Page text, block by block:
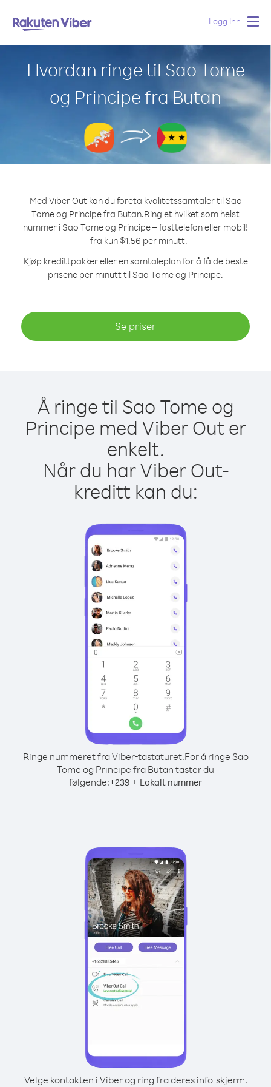
Logg Inn
Hvordan ringe til Sao Tome
og Principe fra Butan
Med Viber Out kan du foreta kvalitetssamtaler til Sao
Tome og Principe fra Butan.Ring et hvilket som helst
nummer i Sao Tome og Principe – fasttelefon eller mobil!
– fra kun $1.56 per minutt.
Kjøp kredittpakker eller en samtaleplan for å få de beste
prisene per minutt til Sao Tome og Principe.
Se priser
Å ringe til Sao Tome og
Principe med Viber Out er
enkelt.
Når du har Viber Out-
kreditt kan du:
Ringe nummeret fra Viber-tastaturet.For å ringe Sao
Tome og Principe fra Butan taster du
følgende:+239 + Lokalt nummer
Velge kontakten i Viber og ring fra deres info-skjerm.